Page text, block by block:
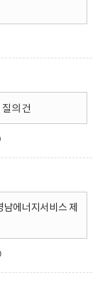
의 건
에너지서비스 제